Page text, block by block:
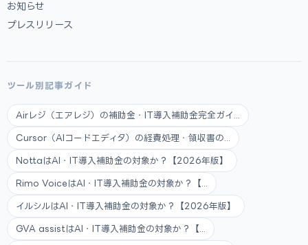
お知らせ
プレスリリース
ツール別記事ガイド
Airレジ（エアレジ）の補助金・IT導入補助金完全ガイ...
Cursor（AIコードエディタ）の経費処理・領収書の...
NottaはAI・IT導入補助金の対象か？【2026年版】
Rimo VoiceはAI・IT導入補助金の対象か？【...
イルシルはAI・IT導入補助金の対象か？【2026年版】
GVA assistはAI・IT導入補助金の対象か？【...